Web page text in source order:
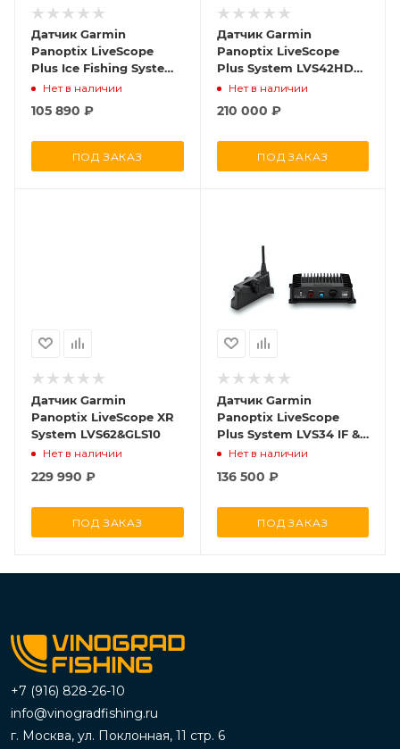
Датчик Garmin
Panoptix LiveScope
Plus Ice Fishing System
LVS34-IF [зимний]
Нет в наличии
105 890 ₽
ПОД ЗАКАЗ
Датчик Garmin
Panoptix LiveScope
Plus System LVS42HD
[ПРЕДЗАКАЗ]
Нет в наличии
210 000 ₽
ПОД ЗАКАЗ
Датчик Garmin
Panoptix LiveScope XR
System LVS62&GLS10
Нет в наличии
229 990 ₽
ПОД ЗАКАЗ
Датчик Garmin
Panoptix LiveScope
Plus System LVS34 IF &
GLS10
Нет в наличии
136 500 ₽
ПОД ЗАКАЗ
+7 (916) 828-26-10
info@vinogradfishing.ru
г. Москва, ул. Поклонная, 11 стр. 6